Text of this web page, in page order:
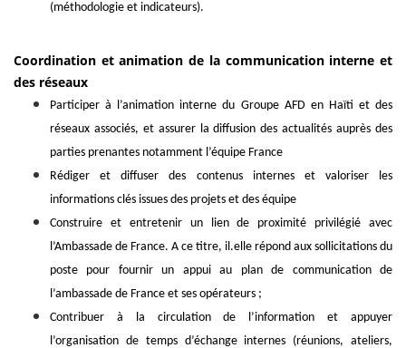
(méthodologie et indicateurs).
Coordination et animation de la communication interne et
des réseaux
Participer à l’animation interne du Groupe AFD en Haïti et des
réseaux associés, et assurer la diffusion des actualités auprès des
parties prenantes notamment l’équipe France
Rédiger et diffuser des contenus internes et valoriser les
informations clés issues des projets et des équipe
Construire et entretenir un lien de proximité privilégié avec
l’Ambassade de France. A ce titre, il.elle répond aux sollicitations du
poste pour fournir un appui au plan de communication de
l’ambassade de France et ses opérateurs ;
Contribuer à la circulation de l’information et appuyer
l’organisation de temps d’échange internes (réunions, ateliers,